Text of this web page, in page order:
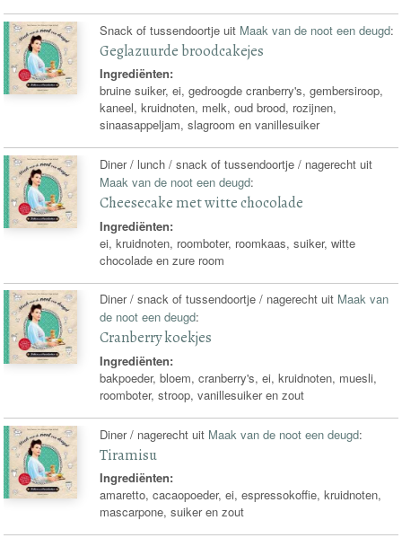
Snack of tussendoortje uit Maak van de noot een deugd:
Geglazuurde broodcakejes
Ingrediënten:
bruine suiker, ei, gedroogde cranberry's, gembersiroop,
kaneel, kruidnoten, melk, oud brood, rozijnen,
sinaasappeljam, slagroom en vanillesuiker
Diner / lunch / snack of tussendoortje / nagerecht uit
Maak van de noot een deugd:
Cheesecake met witte chocolade
Ingrediënten:
ei, kruidnoten, roomboter, roomkaas, suiker, witte
chocolade en zure room
Diner / snack of tussendoortje / nagerecht uit Maak van
de noot een deugd:
Cranberry koekjes
Ingrediënten:
bakpoeder, bloem, cranberry's, ei, kruidnoten, muesli,
roomboter, stroop, vanillesuiker en zout
Diner / nagerecht uit Maak van de noot een deugd:
Tiramisu
Ingrediënten:
amaretto, cacaopoeder, ei, espressokoffie, kruidnoten,
mascarpone, suiker en zout